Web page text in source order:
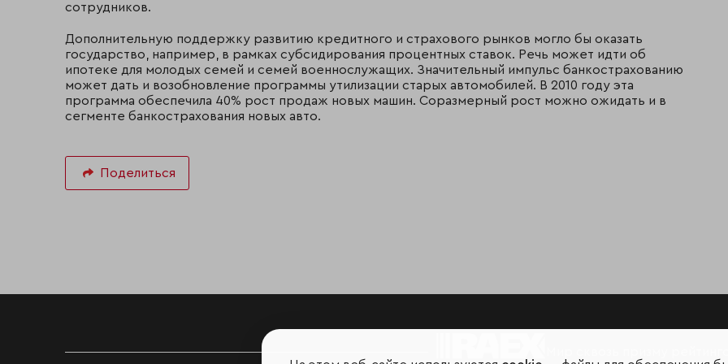
сотрудников.
Дополнительную поддержку развитию кредитного и страхового рынков могло бы оказать
государство, например, в рамках субсидирования процентных ставок. Речь может идти об
ипотеке для молодых семей и семей военнослужащих. Значительный импульс банкострахованию
может дать и возобновление программы утилизации старых автомобилей. В 2010 году эта
программа обеспечила 40% рост продаж новых машин. Соразмерный рост можно ожидать и в
сегменте банкострахования новых авто.
Поделиться